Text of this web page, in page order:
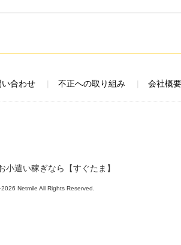
い合わせ 不正への取り組み 会社概要
小遣い稼ぎなら【すぐたま】
Netmile All Rights Reserved.